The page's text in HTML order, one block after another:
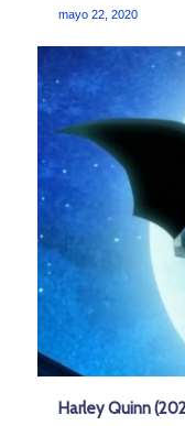
mayo 22, 2020
Harley Quinn